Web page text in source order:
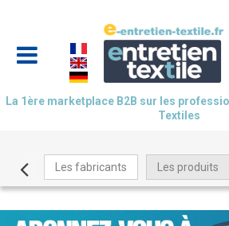
La 1ère marketplace B2B sur les
Textiles
Les fabricants Les produits